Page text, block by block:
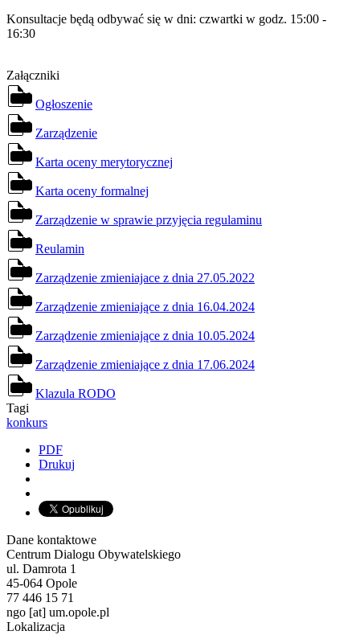
Konsultacje będą odbywać się w dni: czwartki w godz. 15:00 -
16:30
Załączniki
pdf
Ogłoszenie
pdf
Zarządzenie
pdf
Karta oceny merytorycznej
pdf
Karta oceny formalnej
pdf
Zarządzenie w sprawie przyjęcia regulaminu
pdf
Reulamin
pdf
Zarządzenie zmieniajace z dnia 27.05.2022
pdf
Zarządzenie zmieniające z dnia 16.04.2024
pdf
Zarządzenie zmieniające z dnia 10.05.2024
pdf
Zarządzenie zmieniające z dnia 17.06.2024
pdf
Klazula RODO
Tagi
konkurs
PDF
Drukuj
Dane kontaktowe
Centrum Dialogu Obywatelskiego
ul. Damrota 1
45-064 Opole
77 446 15 71
ngo [at] um.opole.pl
Lokalizacja